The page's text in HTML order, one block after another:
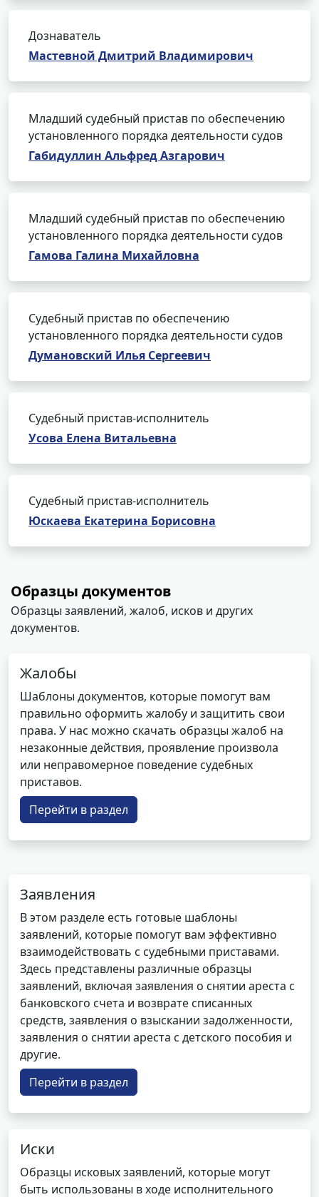
Дознаватель
Мастевной Дмитрий Владимирович
Младший судебный пристав по обеспечению
установленного порядка деятельности судов
Габидуллин Альфред Азгарович
Младший судебный пристав по обеспечению
установленного порядка деятельности судов
Гамова Галина Михайловна
Судебный пристав по обеспечению
установленного порядка деятельности судов
Думановский Илья Сергеевич
Судебный пристав-исполнитель
Усова Елена Витальевна
Судебный пристав-исполнитель
Юскаева Екатерина Борисовна
Образцы документов
Образцы заявлений, жалоб, исков и других
документов.
Жалобы
Шаблоны документов, которые помогут вам
правильно оформить жалобу и защитить свои
права. У нас можно скачать образцы жалоб на
незаконные действия, проявление произвола
или неправомерное поведение судебных
приставов.
Перейти в раздел
Заявления
В этом разделе есть готовые шаблоны
заявлений, которые помогут вам эффективно
взаимодействовать с судебными приставами.
Здесь представлены различные образцы
заявлений, включая заявления о снятии ареста с
банковского счета и возврате списанных
средств, заявления о взыскании задолженности,
заявления о снятии ареста с детского пособия и
другие.
Перейти в раздел
Иски
Образцы исковых заявлений, которые могут
быть использованы в ходе исполнительного